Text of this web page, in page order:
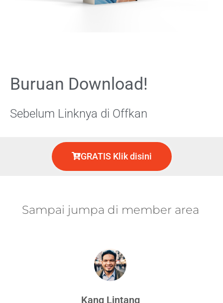
Buruan Download!
Sebelum Linknya di Offkan
GRATIS Klik disini
Sampai jumpa di member area
Kang Lintang